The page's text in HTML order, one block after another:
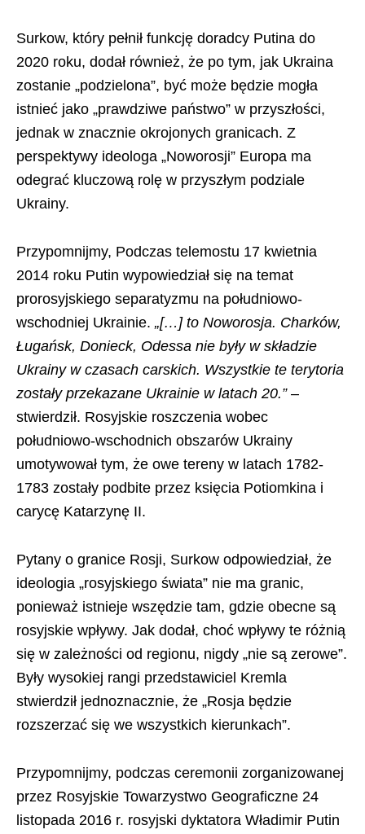
Surkow, który pełnił funkcję doradcy Putina do
2020 roku, dodał również, że po tym, jak Ukraina
zostanie „podzielona”, być może będzie mogła
istnieć jako „prawdziwe państwo” w przyszłości,
jednak w znacznie okrojonych granicach. Z
perspektywy ideologa „Noworosji” Europa ma
odegrać kluczową rolę w przyszłym podziale
Ukrainy.
Przypomnijmy, Podczas telemostu 17 kwietnia
2014 roku Putin wypowiedział się na temat
prorosyjskiego separatyzmu na południowo-
wschodniej Ukrainie. „[…] to Noworosja. Charków,
Ługańsk, Donieck, Odessa nie były w składzie
Ukrainy w czasach carskich. Wszystkie te terytoria
zostały przekazane Ukrainie w latach 20.”–
stwierdził. Rosyjskie roszczenia wobec
południowo-wschodnich obszarów Ukrainy
umotywował tym, że owe tereny w latach 1782-
1783 zostały podbite przez księcia Potiomkina i
carycę Katarzynę II.
Pytany o granice Rosji, Surkow odpowiedział, że
ideologia „rosyjskiego świata” nie ma granic,
ponieważ istnieje wszędzie tam, gdzie obecne są
rosyjskie wpływy. Jak dodał, choć wpływy te różnią
się w zależności od regionu, nigdy „nie są zerowe”.
Były wysokiej rangi przedstawiciel Kremla
stwierdził jednoznacznie, że „Rosja będzie
rozszerzać się we wszystkich kierunkach”.
Przypomnijmy, podczas ceremonii zorganizowanej
przez Rosyjskie Towarzystwo Geograficzne 24
listopada 2016 r. rosyjski dyktatora Władimir Putin